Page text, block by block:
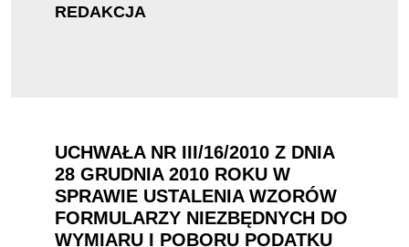
REDAKCJA
UCHWAŁA NR III/16/2010 Z DNIA
28 GRUDNIA 2010 ROKU W
SPRAWIE USTALENIA WZORÓW
FORMULARZY NIEZBĘDNYCH DO
WYMIARU I POBORU PODATKU